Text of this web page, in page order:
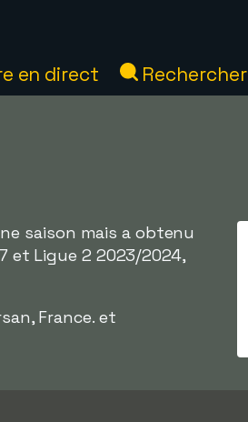
en direct Rechercher
saison mais a obtenu
et Ligue 2 2023/2024,
France. et